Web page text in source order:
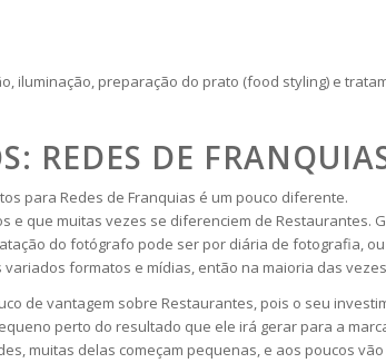
iluminação, preparação do prato (food styling) e
REDES DE
para Redes de Franquias é um pouco diferente.
e que muitas vezes se diferenciem de
do fotógrafo pode ser por diária de fotografia,
formatos e mídias, então na maioria das
de vantagem sobre Restaurantes, pois o seu
perto do resultado que ele irá gerar para a
muitas delas começam pequenas, e aos poucos